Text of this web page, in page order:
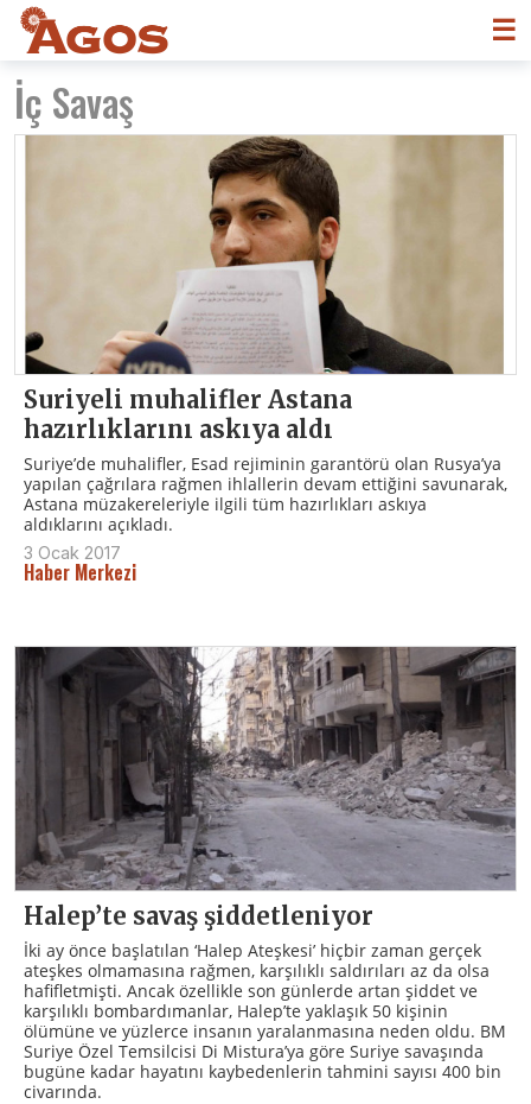
☰
İç Savaş
Suriyeli muhalifler Astana
hazırlıklarını askıya aldı
Suriye’de muhalifler, Esad rejiminin garantörü olan Rusya’ya
yapılan çağrılara rağmen ihlallerin devam ettiğini savunarak,
Astana müzakereleriyle ilgili tüm hazırlıkları askıya
aldıklarını açıkladı.
3 Ocak 2017
Haber Merkezi
Halep’te savaş şiddetleniyor
İki ay önce başlatılan ‘Halep Ateşkesi’ hiçbir zaman gerçek
ateşkes olmamasına rağmen, karşılıklı saldırıları az da olsa
hafifletmişti. Ancak özellikle son günlerde artan şiddet ve
karşılıklı bombardımanlar, Halep’te yaklaşık 50 kişinin
ölümüne ve yüzlerce insanın yaralanmasına neden oldu. BM
Suriye Özel Temsilcisi Di Mistura’ya göre Suriye savaşında
bugüne kadar hayatını kaybedenlerin tahmini sayısı 400 bin
civarında.